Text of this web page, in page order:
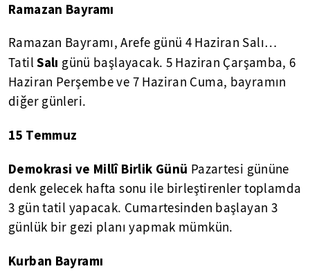
Ramazan Bayramı
Ramazan Bayramı, Arefe günü 4 Haziran Salı…
TatilSalı günü başlayacak. 5 Haziran Çarşamba, 6
Haziran Perşembe ve 7 Haziran Cuma, bayramın
diğer günleri.
15 Temmuz
Demokrasi ve Millî Birlik Günü Pazartesi gününe
denk gelecek hafta sonu ile birleştirenler toplamda
3 gün tatil yapacak. Cumartesinden başlayan 3
günlük bir gezi planı yapmak mümkün.
Kurban Bayramı